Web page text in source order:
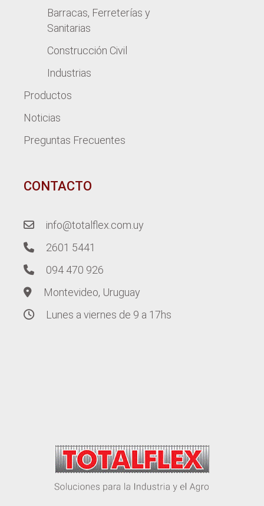
Barracas, Ferreterías y
Sanitarias
Construcción Civil
Industrias
Productos
Noticias
Preguntas Frecuentes
CONTACTO
info@totalflex.com.uy
2601 5441
094 470 926
Montevideo, Uruguay
Lunes a viernes de 9 a 17hs